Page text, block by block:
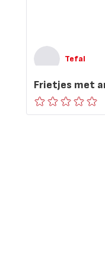
Tefal
Frietjes met
ratings.0